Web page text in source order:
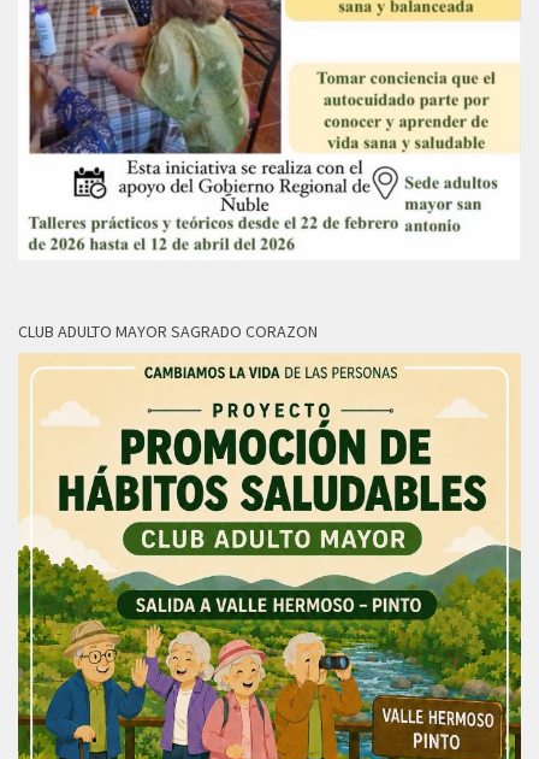
CLUB ADULTO MAYOR SAGRADO CORAZON